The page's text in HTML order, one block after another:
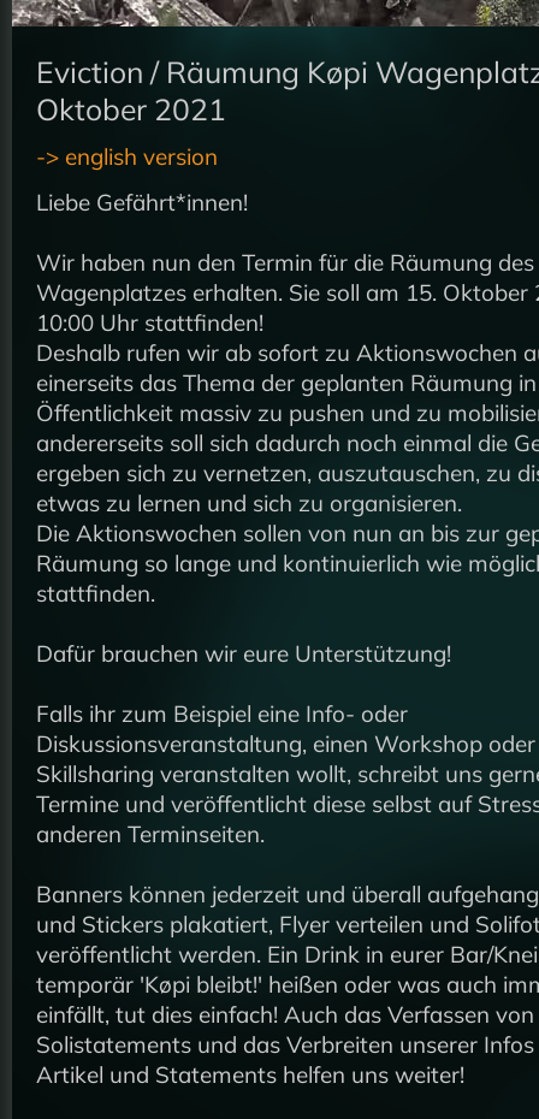
Eviction / Räumung Køpi
Oktober 2021
-> english version
Liebe Gefährt*innen!
Wir haben nun den Termin für die Räumung
Wagenplatzes erhalten. Sie soll am 15. Oktober
10:00 Uhr stattfinden!
Deshalb rufen wir ab sofort zu Aktionswochen
einerseits das Thema der geplanten Räumung
Öffentlichkeit massiv zu pushen und zu
andererseits soll sich dadurch noch einmal die
ergeben sich zu vernetzen, auszutauschen, zu
etwas zu lernen und sich zu organisieren.
Die Aktionswochen sollen von nun an bis zur
Räumung so lange und kontinuierlich wie
stattfinden.
Dafür brauchen wir eure Unterstützung!
Falls ihr zum Beispiel eine Info- oder
Diskussionsveranstaltung, einen Workshop
Skillsharing veranstalten wollt, schreibt uns
Termine und veröffentlicht diese selbst auf
anderen Terminseiten.
Banners können jederzeit und überall
und Stickers plakatiert, Flyer verteilen und
veröffentlicht werden. Ein Drink in eurer Bar/
temporär 'Køpi bleibt!' heißen oder was auch
einfällt, tut dies einfach! Auch das Verfassen von
Solistatements und das Verbreiten unserer Infos
Artikel und Statements helfen uns weiter!